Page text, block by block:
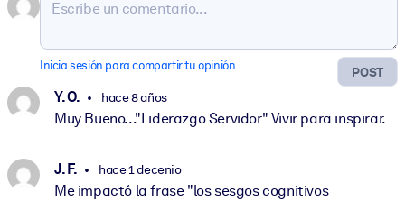
POST
Inicia sesión para compartir tu opinión
Y. O. hace 8 años
Muy Bueno..."Liderazgo Servidor" Vivir para inspirar.
J. F. hace 1 decenio
Me impactó la frase "los sesgos cognitivos